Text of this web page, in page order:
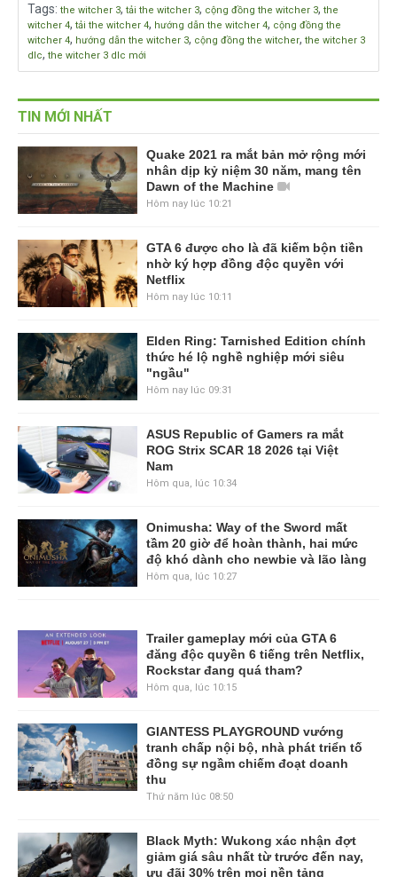
Tags: the witcher 3, tải the witcher 3, cộng đồng the witcher 3, the
witcher 4, tải the witcher 4, hướng dẫn the witcher 4, cộng đồng the
witcher 4, hướng dẫn the witcher 3, cộng đồng the witcher, the witcher 3
dlc, the witcher 3 dlc mới
TIN MỚI NHẤT
Quake 2021 ra mắt bản mở rộng mới
nhân dịp kỷ niệm 30 năm, mang tên
Dawn of the Machine
Hôm nay lúc 10:21
GTA 6 được cho là đã kiếm bộn tiền
nhờ ký hợp đồng độc quyền với
Netflix
Hôm nay lúc 10:11
Elden Ring: Tarnished Edition chính
thức hé lộ nghề nghiệp mới siêu
"ngầu"
Hôm nay lúc 09:31
ASUS Republic of Gamers ra mắt
ROG Strix SCAR 18 2026 tại Việt
Nam
Hôm qua, lúc 10:34
Onimusha: Way of the Sword mất
tầm 20 giờ để hoàn thành, hai mức
độ khó dành cho newbie và lão làng
Hôm qua, lúc 10:27
Trailer gameplay mới của GTA 6
đăng độc quyền 6 tiếng trên Netflix,
Rockstar đang quá tham?
Hôm qua, lúc 10:15
GIANTESS PLAYGROUND vướng
tranh chấp nội bộ, nhà phát triển tố
đồng sự ngầm chiếm đoạt doanh
thu
Thứ năm lúc 08:50
Black Myth: Wukong xác nhận đợt
giảm giá sâu nhất từ trước đến nay,
ưu đãi 30% trên mọi nền tảng